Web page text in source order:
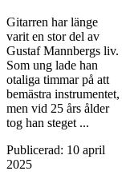
Gitarren har länge
varit en stor del av
Gustaf Mannbergs liv.
Som ung lade han
otaliga timmar på att
bemästra instrumentet,
men vid 25 års ålder
tog han steget ...
Publicerad: 10 april
2025